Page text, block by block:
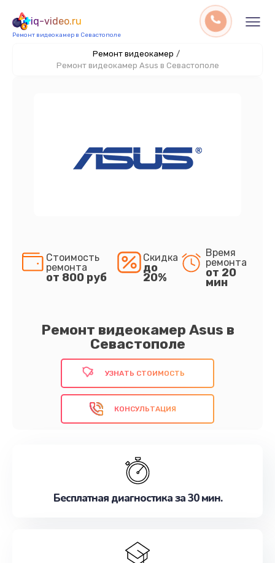
iq-video.ru
Ремонт видеокамер в Севастополе
Ремонт видеокамер /
Ремонт видеокамер Asus в Севастополе
Ремонт видеокамер Asus в
Севастополе
Стоимость
ремонта
от 800 руб
Скидка
до
20%
Время
ремонта
от 20
мин
УЗНАТЬ СТОИМОСТЬ
КОНСУЛЬТАЦИЯ
Бесплатная диагностика за 30 мин.